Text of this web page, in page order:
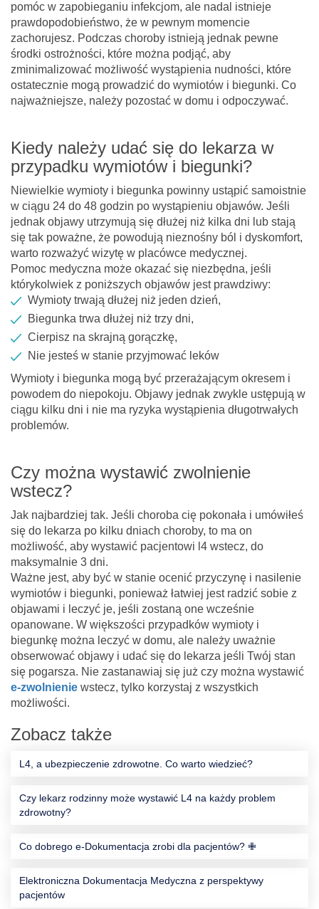
pomóc w zapobieganiu infekcjom, ale nadal istnieje
prawdopodobieństwo, że w pewnym momencie
zachorujesz. Podczas choroby istnieją jednak pewne
środki ostrożności, które można podjąć, aby
zminimalizować możliwość wystąpienia nudności, które
ostatecznie mogą prowadzić do wymiotów i biegunki. Co
najważniejsze, należy pozostać w domu i odpoczywać.
Kiedy należy udać się do lekarza w
przypadku wymiotów i biegunki?
Niewielkie wymioty i biegunka powinny ustąpić samoistnie
w ciągu 24 do 48 godzin po wystąpieniu objawów. Jeśli
jednak objawy utrzymują się dłużej niż kilka dni lub stają
się tak poważne, że powodują nieznośny ból i dyskomfort,
warto rozważyć wizytę w placówce medycznej.
Pomoc medyczna może okazać się niezbędna, jeśli
którykolwiek z poniższych objawów jest prawdziwy:
Wymioty trwają dłużej niż jeden dzień,
Biegunka trwa dłużej niż trzy dni,
Cierpisz na skrajną gorączkę,
Nie jesteś w stanie przyjmować leków
Wymioty i biegunka mogą być przerażającym okresem i
powodem do niepokoju. Objawy jednak zwykle ustępują w
ciągu kilku dni i nie ma ryzyka wystąpienia długotrwałych
problemów.
Czy można wystawić zwolnienie
wstecz?
Jak najbardziej tak. Jeśli choroba cię pokonała i umówiłeś
się do lekarza po kilku dniach choroby, to ma on
możliwość, aby wystawić pacjentowi l4 wstecz, do
maksymalnie 3 dni.
Ważne jest, aby być w stanie ocenić przyczynę i nasilenie
wymiotów i biegunki, ponieważ łatwiej jest radzić sobie z
objawami i leczyć je, jeśli zostaną one wcześnie
opanowane. W większości przypadków wymioty i
biegunkę można leczyć w domu, ale należy uważnie
obserwować objawy i udać się do lekarza jeśli Twój stan
się pogarsza. Nie zastanawiaj się już czy można wystawić
e-zwolnienie wstecz, tylko korzystaj z wszystkich
możliwości.
Zobacz także
L4, a ubezpieczenie zdrowotne. Co warto wiedzieć?
Czy lekarz rodzinny może wystawić L4 na każdy problem
zdrowotny?
Co dobrego e-Dokumentacja zrobi dla pacjentów? ✙
Elektroniczna Dokumentacja Medyczna z perspektywy
pacjentów